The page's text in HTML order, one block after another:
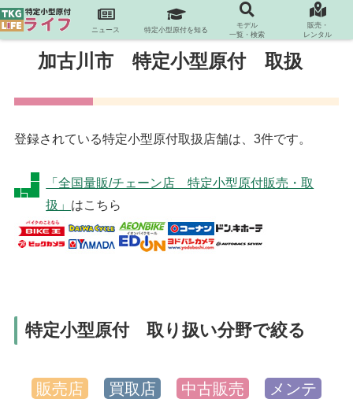
加古川市 特定小型原付 取扱
登録されている特定小型原付取扱店舗は、3件です。
「全国量販/チェーン店 特定小型原付販売・取
扱」 はこちら
特定小型原付 取り扱い分野で絞る
販売店 買取店 中古販売 メンテ
ニュース 特定小型原付を知る
モデル
一覧・検索
販売・
レンタル